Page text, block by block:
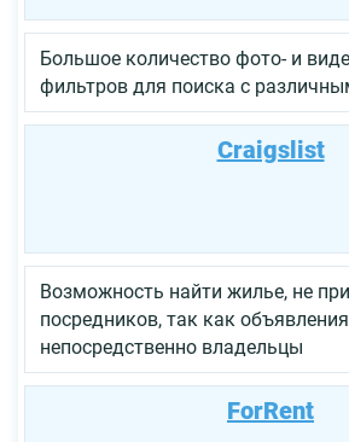
Большое количество фото- и
фильтров для поиска с
Craigslist
Возможность найти жилье, не
посредников, так как
непосредственно владельцы
ForRent